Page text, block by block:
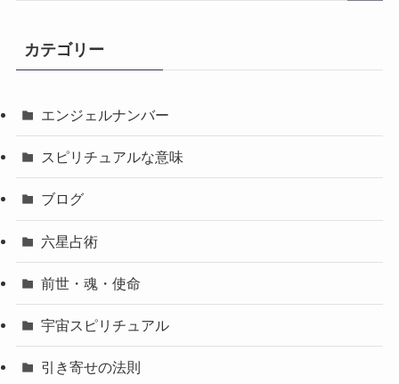
カテゴリー
エンジェルナンバー
スピリチュアルな意味
ブログ
六星占術
前世・魂・使命
宇宙スピリチュアル
引き寄せの法則